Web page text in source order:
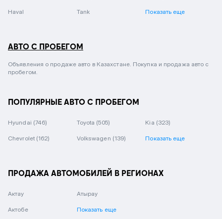
Haval Tank Показать еще
АВТО С ПРОБЕГОМ
Объявления о продаже авто в Казахстане. Покупка и продажа авто с
пробегом.
ПОПУЛЯРНЫЕ АВТО С ПРОБЕГОМ
Hyundai (746) Toyota (505) Kia (323)
Chevrolet (162) Volkswagen (139) Показать еще
ПРОДАЖА АВТОМОБИЛЕЙ В РЕГИОНАХ
Актау
Актобе
Атырау
Показать еще